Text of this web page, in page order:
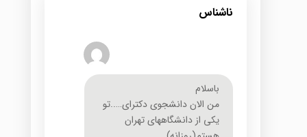
ناشناس
باسلام
من الان دانشجوی دکترای…..تو
یکی از دانشگاههای تهران